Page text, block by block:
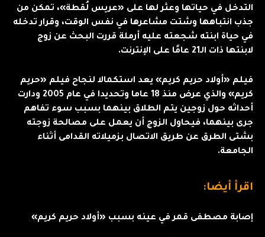
التدخل في حياتها وعثر لها على «عريس لُقطة»، تمكن من
جذب انتباهها وشتت مشاعرها في نفس الوقت، وقرار تدخله
في حياة ابنته شجعته عليه أرملة قررت البحث عن زوج
لابنتها ذات الـ21 عامًا على الإنترنت.
فيلم «أولاد حريم كريم» يعد استكمالا لنجاح فيلم «حريم
كريم» والذي عرض منذ 18 عاما وتحديدا في عام 2005 ودارت
أحداثه حول زوجين يتم الطلاق بينهما بسبب سوء تفاهم
جرى بينهما، فيحاول الزوج أن يعمل على مصالحة زوجته
بشتى الطرق عن طريق الاتصال بزميلاته القدامى أثناء
الجامعة.
اقرأ أيضا:
إصابة مصطفى قمر في عينه بسبب «أولاد حريم كريم»